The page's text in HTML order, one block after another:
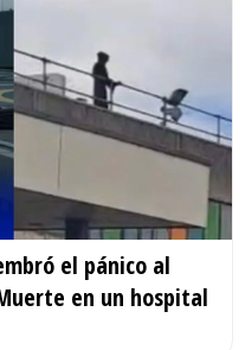
el pánico al
en un hospital